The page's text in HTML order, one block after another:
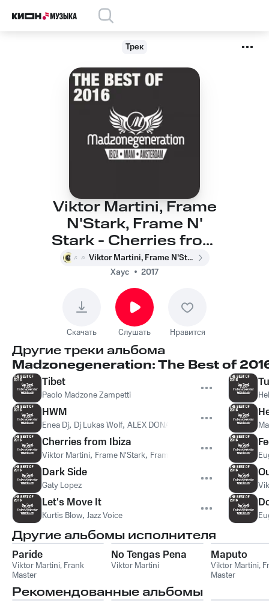
Трек
Viktor Martini, Frame
N'Stark, Frame N'
Stark - Cherries from
Ibiza
Viktor Martini, Frame N'Stark, Frame N' Stark
Хаус
2017
Скачать Слушать Нравится
Другие треки альбома
Madzonegeneration: The Best of
Tibet
Paolo Madzone Zampetti
HWM
Enea Dj, Dj Lukas Wolf, ALEX DONATI
Cherries from Ibiza
Viktor Martini, Frame N'Stark, Frame N' Stark
Dark Side
Gaty Lopez
Let's Move It
Kurtis Blow, Jazz Voice
Другие альбомы исполнителя
Paride
Viktor Martini, Frank
Master
No Tengas Pena
Viktor Martini
Maputo
Viktor Martini,
Master
Рекомендованные альбомы